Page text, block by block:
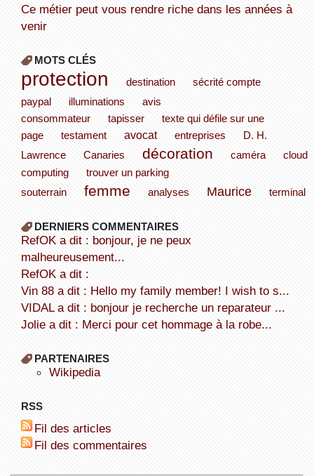
Ce métier peut vous rendre riche dans les années à
venir
MOTS CLÉS
protection destination
sécrité compte
paypal
illuminations
avis
consommateur
tapisser
texte qui défile sur une
page
testament avocat entreprises
D. H.
Lawrence
Canaries décoration caméra
cloud
computing
trouver un parking
souterrain
femme analyses Maurice terminal
DERNIERS COMMENTAIRES
refOK a dit : bonjour, je ne peux
malheureusement...
refOK a dit :
Vin 88 a dit : Hello my family member! I wish to s...
VIDAL a dit : bonjour je recherche un reparateur ...
Jolie a dit : Merci pour cet hommage à la robe...
PARTENAIRES
wikipedia
RSS
Fil des articles
Fil des commentaires